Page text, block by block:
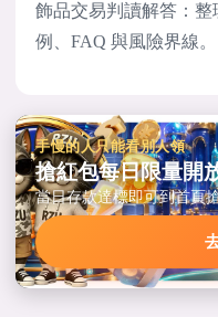
飾品交易判讀解答：
例、FAQ 與風險界線。
手慢的人只能看別人領
搶紅包每日限量開
當日存款達標即可到首頁